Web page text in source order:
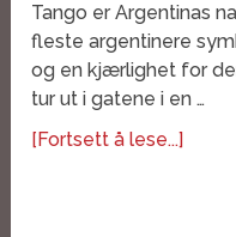
Tango er Argentinas
fleste argentinere
og en kjærlighet for
tur ut i gatene i en …
[Fortsett å lese...]